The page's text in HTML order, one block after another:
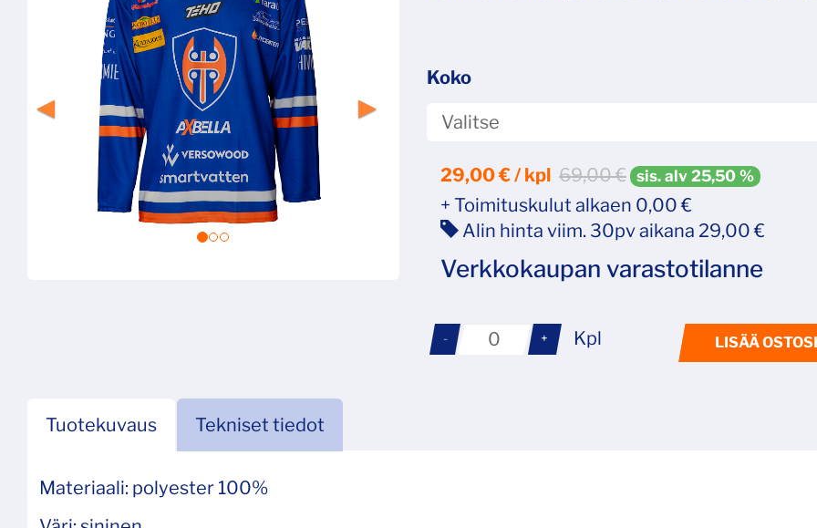
Koko
29,00€ / kpl 69,00 € sis. alv 25,50 %
+ Toimituskulut alkaen 0,00 €
Alin hinta viim. 30pv aikana 29,00 €
Verkkokaupan varastotilanne
- + Kpl LISÄÄ
Tuotekuvaus Tekniset tiedot
Materiaali: polyester 100%